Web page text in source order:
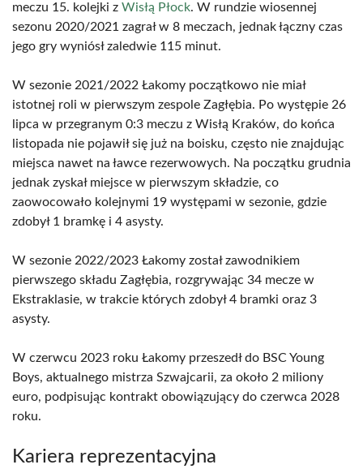
meczu 15. kolejki z Wisłą Płock. W rundzie wiosennej
sezonu 2020/2021 zagrał w 8 meczach, jednak łączny czas
jego gry wyniósł zaledwie 115 minut.
W sezonie 2021/2022 Łakomy początkowo nie miał
istotnej roli w pierwszym zespole Zagłębia. Po występie 26
lipca w przegranym 0:3 meczu z Wisłą Kraków, do końca
listopada nie pojawił się już na boisku, często nie znajdując
miejsca nawet na ławce rezerwowych. Na początku grudnia
jednak zyskał miejsce w pierwszym składzie, co
zaowocowało kolejnymi 19 występami w sezonie, gdzie
zdobył 1 bramkę i 4 asysty.
W sezonie 2022/2023 Łakomy został zawodnikiem
pierwszego składu Zagłębia, rozgrywając 34 mecze w
Ekstraklasie, w trakcie których zdobył 4 bramki oraz 3
asysty.
W czerwcu 2023 roku Łakomy przeszedł do BSC Young
Boys, aktualnego mistrza Szwajcarii, za około 2 miliony
euro, podpisując kontrakt obowiązujący do czerwca 2028
roku.
Kariera reprezentacyjna